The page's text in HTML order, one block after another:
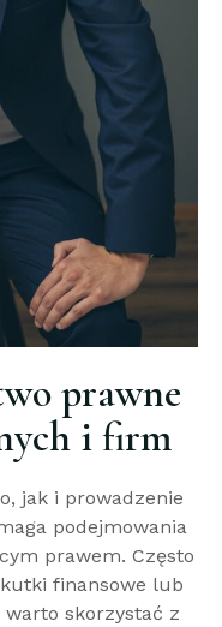
prawne
i firm
jak i prowadzenie
podejmowania
prawem. Często
finansowe lub
skorzystać z